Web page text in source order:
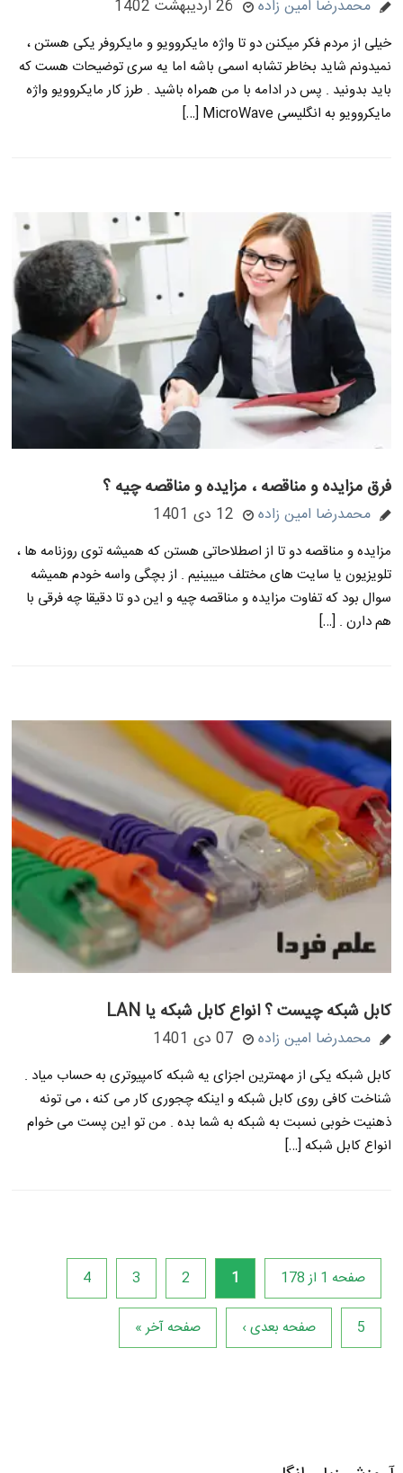
محمدرضا امین زاده 26 اردیبهشت 1402
خیلی از مردم فکر میکنن دو تا واژه مایکروویو و مایکروفر یکی هستن ،
نمیدونم شاید بخاطر تشابه اسمی باشه اما یه سری توضیحات هست که
باید بدونید . پس در ادامه با من همراه باشید . طرز کار مایکروویو واژه
مایکروویو به انگلیسی MicroWave […]
فرق مزایده و مناقصه ، مزایده و مناقصه چیه ؟
محمدرضا امین زاده 12 دی 1401
مزایده و مناقصه دو تا از اصطلاحاتی هستن که همیشه توی روزنامه ها ،
تلویزیون یا سایت های مختلف میبینیم . از بچگی واسه خودم همیشه
سوال بود که تفاوت مزایده و مناقصه چیه و این دو تا دقیقا چه فرقی با
هم دارن . […]
کابل شبکه چیست ؟ انواع کابل شبکه یا LAN
محمدرضا امین زاده 07 دی 1401
کابل شبکه یکی از مهمترین اجزای یه شبکه کامپیوتری به حساب میاد .
شناخت کافی روی کابل شبکه و اینکه چجوری کار می کنه ، می تونه
ذهنیت خوبی نسبت به شبکه به شما بده . من تو این پست می خوام
انواع کابل شبکه […]
صفحه 1 از 178 1
2
3
4
5 صفحه بعدی › صفحه آخر »